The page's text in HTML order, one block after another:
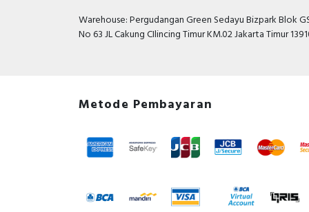
Warehouse: Pergudangan Green Sedayu Bizpark Blok
No 63 JL Cakung CIlincing Timur KM.02 Jakarta Timur
Metode Pembayaran